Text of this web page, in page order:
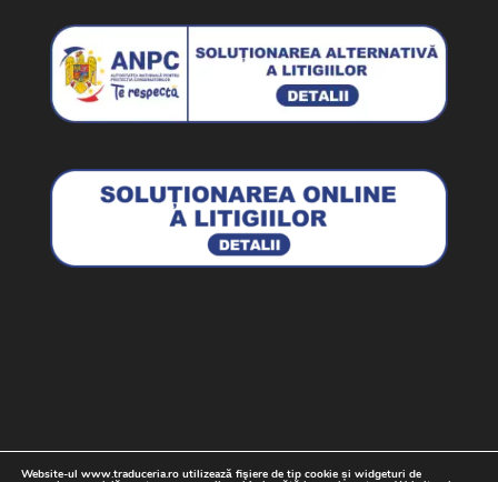
Website-ul www.traduceria.ro utilizează fişiere de tip cookie și widgeturi de